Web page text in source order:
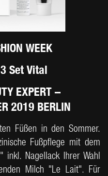
WEEK
Set Vital
EXPERT –
2019 BERLIN
Füßen in den Sommer.
Fußpflege mit dem
inkl. Nagellack Ihrer Wahl
Milch "Le Lait". Für